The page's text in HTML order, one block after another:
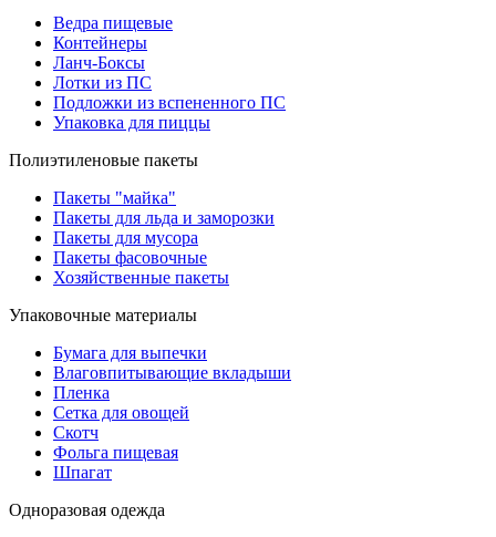
Ведра пищевые
Контейнеры
Ланч-Боксы
Лотки из ПС
Подложки из вспененного ПС
Упаковка для пиццы
Полиэтиленовые пакеты
Пакеты "майка"
Пакеты для льда и заморозки
Пакеты для мусора
Пакеты фасовочные
Хозяйственные пакеты
Упаковочные материалы
Бумага для выпечки
Влаговпитывающие вкладыши
Пленка
Сетка для овощей
Скотч
Фольга пищевая
Шпагат
Одноразовая одежда